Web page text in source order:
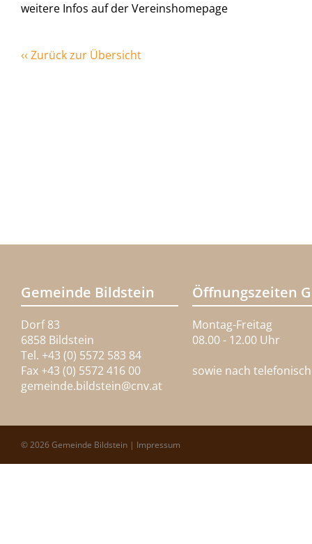
weitere Infos auf der Vereinshomepage
‹‹ Zurück zur Übersicht
Gemeinde Bildstein
Dorf 83
6858 Bildstein
Tel. +43 (0) 5572 583 84
Fax +43 (0) 5572 416 00
gemeinde.bildstein@cnv.at
Öffnungszeiten
Montag-Freitag
08.00 - 12.00 Uhr
sowie nach
© 2026 Gemeinde Bildstein | Impressum